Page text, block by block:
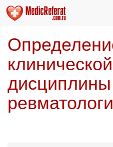
клинической
дисциплины